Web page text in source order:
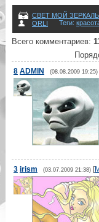
СВЕТ МОЙ
ORLI
Теги:
Всего комментариев:
8 ADMIN (08.08.2009 19:25)
3 irism (03.07.2009 21:38)[